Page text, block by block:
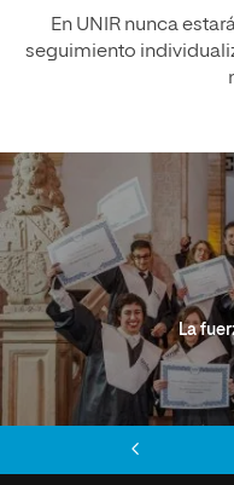
En UNIR nunca
seguimiento
La